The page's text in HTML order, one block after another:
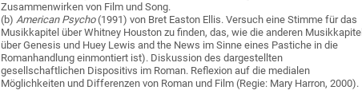
Zusammenwirken von Film und Song.
(b)American Psycho (1991) von Bret Easton Ellis. Versuch eine Stimme für das
Musikkapitel über Whitney Houston zu finden, das, wie die anderen Musikkapitel
über Genesis und Huey Lewis and the News im Sinne eines Pastiche in die
Romanhandlung einmontiert ist). Diskussion des dargestellten
gesellschaftlichen Dispositivs im Roman. Reflexion auf die medialen
Möglichkeiten und Differenzen von Roman und Film (Regie: Mary Harron, 2000).